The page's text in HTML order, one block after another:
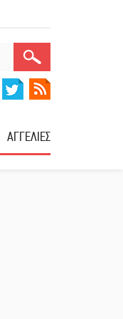
ΑΓΓΕΛΙΕΣ